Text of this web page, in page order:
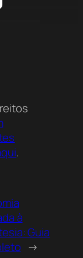
.
à
Guia
→